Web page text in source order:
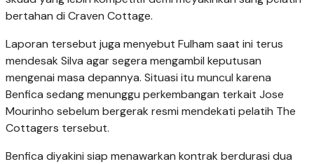
bertahan di Craven Cottage.
Laporan tersebut juga menyebut Fulham saat ini terus
mendesak Silva agar segera mengambil keputusan
mengenai masa depannya. Situasi itu muncul karena
Benfica sedang menunggu perkembangan terkait Jose
Mourinho sebelum bergerak resmi mendekati pelatih The
Cottagers tersebut.
Benfica diyakini siap menawarkan kontrak berdurasi dua